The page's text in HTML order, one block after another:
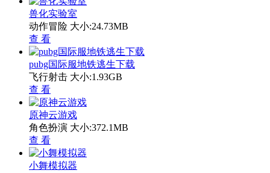
兽化实验室
动作冒险 大小:24.73MB
查 看
pubg国际服地铁逃生下载
飞行射击 大小:1.93GB
查 看
原神云游戏
角色扮演 大小:372.1MB
查 看
小舞模拟器